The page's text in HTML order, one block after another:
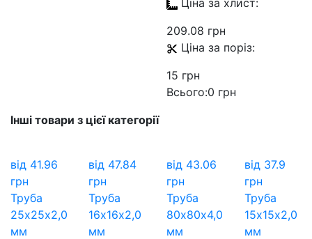
Ціна за хлист:
209.08 грн
Ціна за поріз:
15 грн
Всього:0 грн
Інші товари з цієї категорії
від 41.96
грн
Труба
25х25х2,0
мм
від 47.84
грн
Труба
16х16х2,0
мм
від 43.06
грн
Труба
80х80х4,0
мм
від 37.9
грн
Труба
15х15х2,0
мм